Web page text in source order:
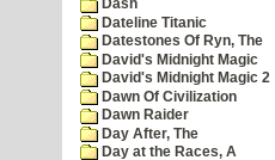
Dash
Dateline Titanic
Datestones Of Ryn, The
David's Midnight Magic
David's Midnight Magic 2
Dawn Of Civilization
Dawn Raider
Day After, The
Day at the Races, A